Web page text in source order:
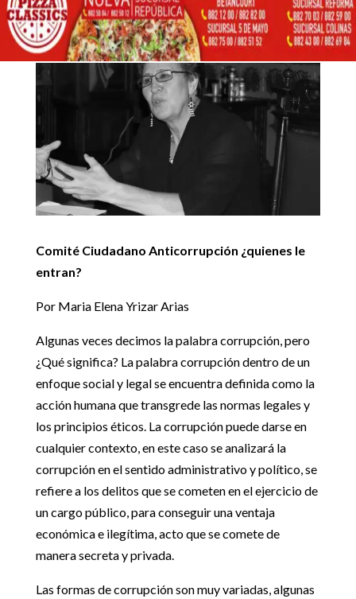
 Artículos de opinión 5
Comité Ciudadano Anticorrupción ¿quienes le entran?
Artículos de opinión
Comité Ciudadano Anticorrupción ¿quienes le
entran?
Por Maria Elena Yrizar Arias
Algunas veces decimos la palabra corrupción, pero
¿Qué significa? La palabra corrupción dentro de un
enfoque social y legal se encuentra definida como la
acción humana que transgrede las normas legales y
los principios éticos. La corrupción puede darse en
cualquier contexto, en este caso se analizará la
corrupción en el sentido administrativo y político, se
refiere a los delitos que se cometen en el ejercicio de
un cargo público, para conseguir una ventaja
económica e ilegítima, acto que se comete de
manera secreta y privada.
Las formas de corrupción son muy variadas, algunas